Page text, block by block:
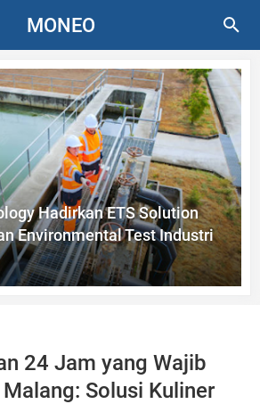
MONEO
Hadirkan ETS Solution
Environmental Test Industri
24 Jam yang Wajib
Solusi Kuliner